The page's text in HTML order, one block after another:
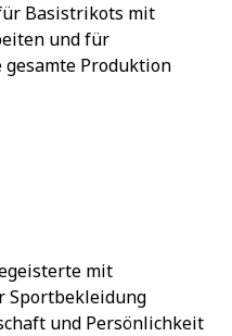
Basistrikots mit
und für
Produktion
mit
Sportbekleidung
und Persönlichkeit